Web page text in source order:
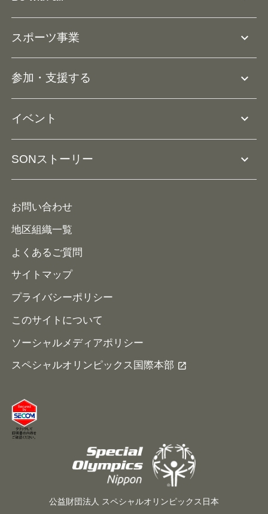
役員等一覧
リソースページ
スポーツ事業 expand_more
ユニファイドスクール
参加・支援する expand_more
コーチとして参加
イベント expand_more
ナショナルゲームについて
SONストーリー expand_more
メディア
お問い合わせ
地区組織一覧
よくあるご質問
サイトマップ
プライバシーポリシー
このサイトについて
ソーシャルメディアポリシー
スペシャルオリンピックス国際本部
公益財団法人 スペシャルオリンピックス日本